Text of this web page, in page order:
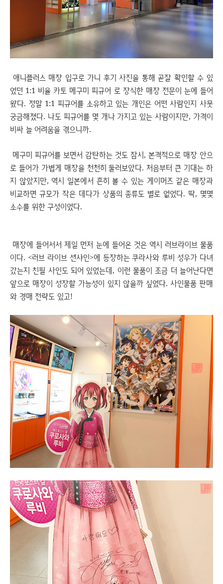
애니플러스 매장 입구로 가니 후기 사진을 통해 곧잘 확인할 수 있
었던 1:1 비율 카토 메구미 피규어 로 장식한 매장 전문이 눈에 들어
왔다. 정말 1:1 피규어를 소유하고 있는 개인은 어떤 사람인지 사뭇
궁금해졌다. 나도 피규어를 몇 개나 가지고 있는 사람이지만, 가격이
비싸 늘 어려움을 겪으니까.
메구미 피규어를 보면서 감탄하는 것도 잠시, 본격적으로 매장 안으
로 들어가 가볍게 매장을 천천히 둘러보았다. 처음부터 큰 기대는 하
지 않았지만, 역시 일본에서 흔히 볼 수 있는 게이머즈 같은 매장과
비교하면 규모가 작은 데다가 상품의 종류도 별로 없었다. 딱, 몇몇
소수를 위한 구성이었다.
매장에 들어서서 제일 먼저 눈에 들어온 것은 역시 러브라이브 물품
이다. <러브 라이브 션샤인>에 등장하는 쿠라사와 루비 성우가 다녀
갔는지 친필 사인도 되어 있었는데, 이런 물품이 조금 더 늘어난다면
앞으로 매장이 성장할 가능성이 있지 않을까 싶었다. 사인물품 판매
와 경매 전략도 있고!